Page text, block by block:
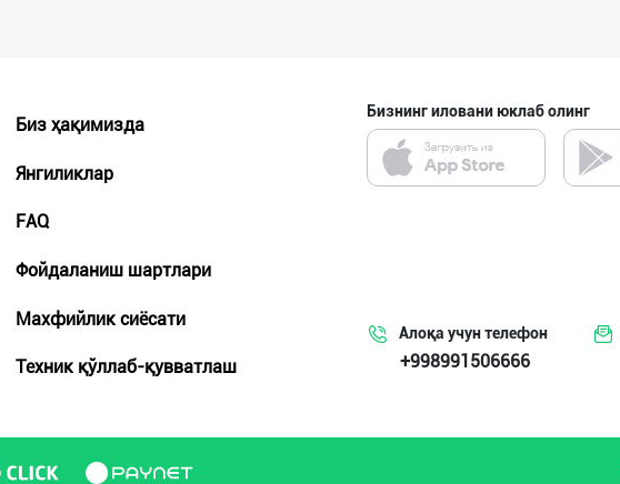
Биз ҳақимизда
Янгиликлар
FAQ
Фойдаланиш шартлари
Махфийлик сиёсати
Техник қўллаб-қувватлаш
Бизнинг иловани юклаб олинг
Алоқа учун телефон
+998991506666